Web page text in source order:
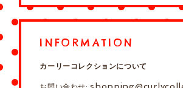
INFORMATION
カーリーコレクションについて